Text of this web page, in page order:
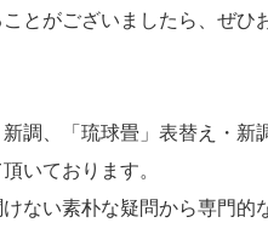
とがございましたら、ぜひ
調、「琉球畳」表替え・
いております。
ない素朴な疑問から専門的